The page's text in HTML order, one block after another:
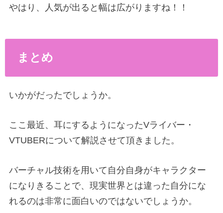
やはり、人気が出ると幅は広がりますね！！
まとめ
いかがだったでしょうか。
ここ最近、耳にするようになったVライバー・
VTUBERについて解説させて頂きました。
バーチャル技術を用いて自分自身がキャラクター
になりきることで、現実世界とは違った自分にな
れるのは非常に面白いのではないでしょうか。